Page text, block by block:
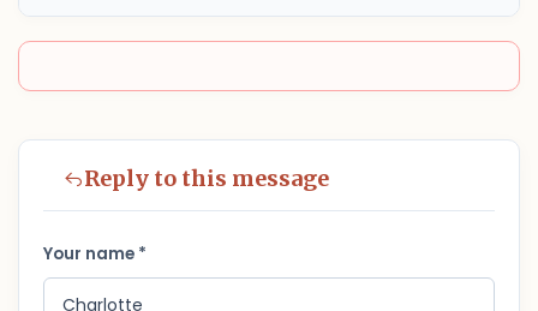
Reply to this message
Your name *